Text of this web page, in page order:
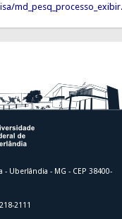
- Uberlândia - MG - CEP 38400-
2111